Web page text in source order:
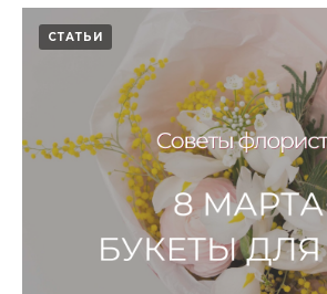
СТАТЬИ